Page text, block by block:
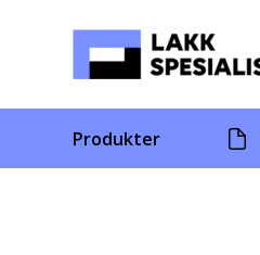
Produkter